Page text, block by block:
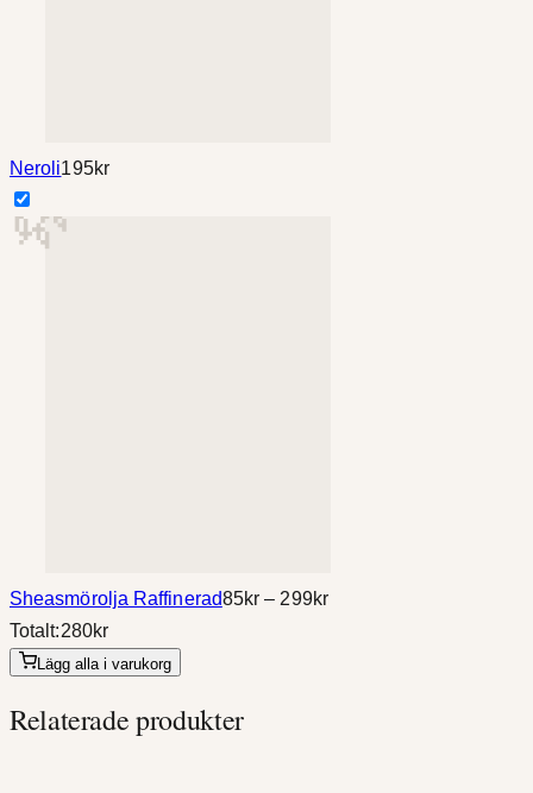
Neroli195kr
Sheasmörolja Raffinerad85kr – 299krPrisintervall:
Totalt:280kr
Lägg alla i varukorg
Relaterade produkter